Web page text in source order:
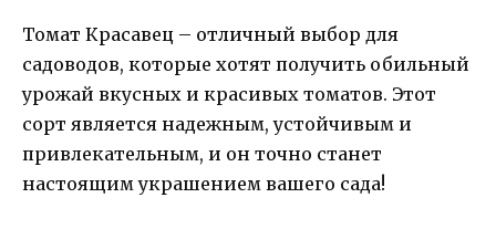
Томат Красавец – отличный выбор для
садоводов, которые хотят получить обильный
урожай вкусных и красивых томатов. Этот
сорт является надежным, устойчивым и
привлекательным, и он точно станет
настоящим украшением вашего сада!